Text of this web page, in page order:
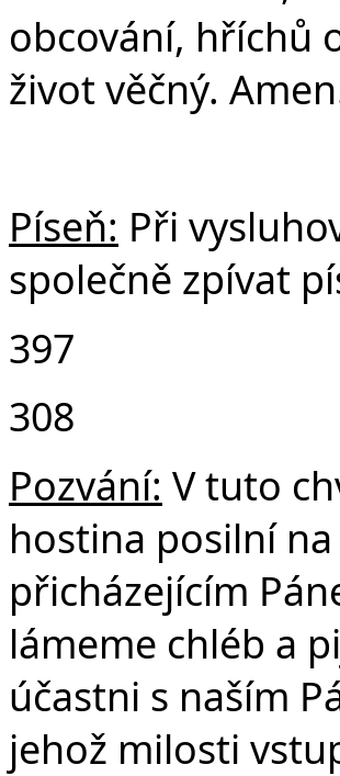
obcování, hříchů
život věčný.
Píseň: Při
společně zpívat
397
308
Pozvání: V tuto
hostina posilní
přicházejícím
lámeme chléb a
účastni s naším
jehož milosti